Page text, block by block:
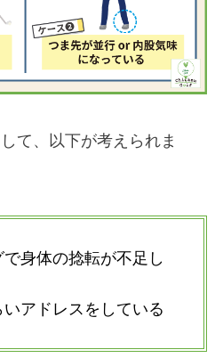
て、以下が考えられま
身体の捻転が不足し
アドレスをしている